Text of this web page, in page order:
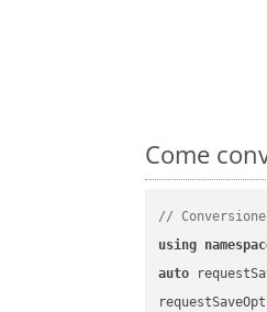
Come
//
using
auto